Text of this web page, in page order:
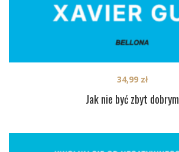
Jak nie być zbyt dobrym
34,99 zł